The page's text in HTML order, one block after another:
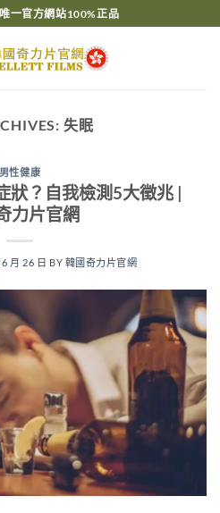
一官方網站100%正品
失眠
男性健康
狀？自我檢測5大徵兆 |
力片官網
月 26 日 BY 韓國奇力片官網